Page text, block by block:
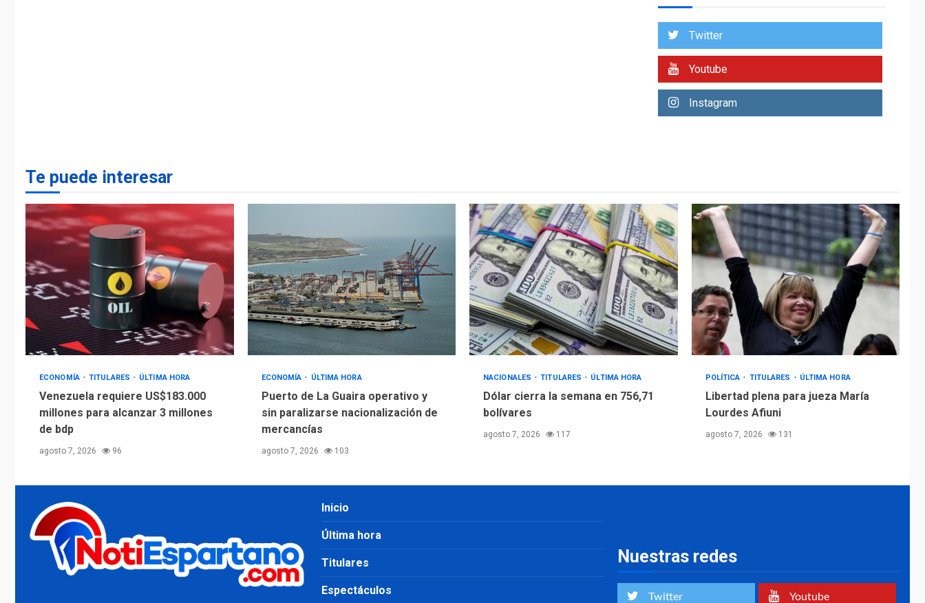
1
para alcanzar 3
2
ECONOMÍA ÚLTIMA HORA
operativo y sin
nacionalización de
3
semana en 756,71
bolívares
4
POLÍTICA
TITULARES
ÚLTIMA HORA
Libertad plena para
jueza María Lourdes
Afiuni
INTERNACIONALES
TITULARES
ÚLTIMA HORA
España impone
controles fronterizos
Twitter
Youtube
Instagram
Te puede interesar
ECONOMÍA TITULARES ÚLTIMA HORA
Venezuela requiere US$183.000
millones para alcanzar 3 millones
de bdp
agosto 7, 2026 96
ECONOMÍA ÚLTIMA HORA
Puerto de La Guaira operativo y
sin paralizarse nacionalización de
mercancías
agosto 7, 2026 103
NACIONALES TITULARES ÚLTIMA HORA
Dólar cierra la semana en 756,71
bolívares
agosto 7, 2026 117
POLÍTICA TITULARES ÚLTIMA HORA
Libertad plena para jueza María
Lourdes Afiuni
agosto 7, 2026 131
Inicio
Última hora
Titulares
Espectáculos
Nuestras redes
Twitter Youtube